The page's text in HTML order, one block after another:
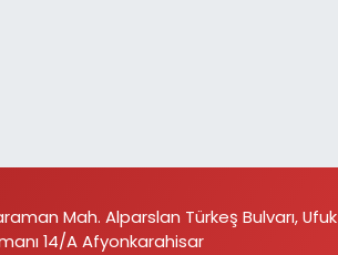
Mah. Alparslan Türkeş Bulvarı, Ufuk
14/A Afyonkarahisar